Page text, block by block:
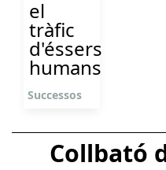
el
tràfic
d'éssers
humans
Successos
Collbató